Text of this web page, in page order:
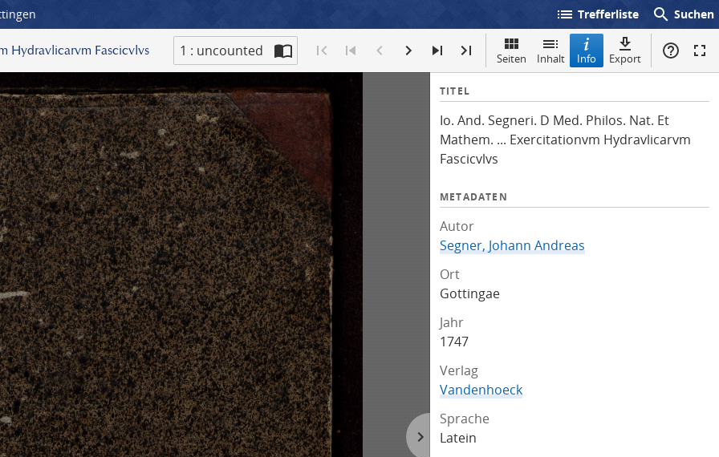
list Trefferliste search Suchen
Hydravlicarvm Fascicvlvs 1 : uncounted Seiten Inhalt Info Export
I
f
o
TITEL
Io. And. Segneri. D Med. Philos. Nat. Et
Mathem. ... Exercitationvm Hydravlicarvm
Fascicvlvs
METADATEN
Autor
Segner, Johann Andreas
Ort
Gottingae
Jahr
1747
Verlag
Vandenhoeck
Sprache
Latein